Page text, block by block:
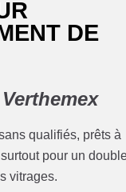
DE
qualifiés, prêts à
pour un
vitrages.